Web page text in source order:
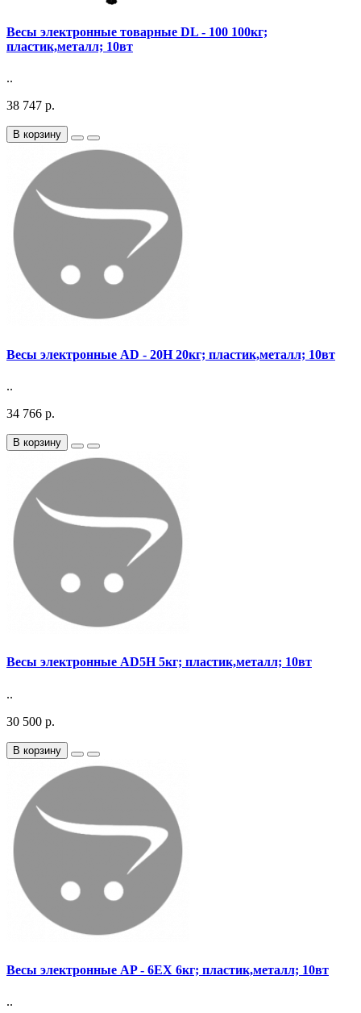
Весы электронные товарные DL - 100 100кг;
пластик,металл; 10вт
..
38 747 р.
В корзину
Весы электронные AD - 20H 20кг; пластик,металл; 10вт
..
34 766 р.
В корзину
Весы электронные AD5H 5кг; пластик,металл; 10вт
..
30 500 р.
В корзину
Весы электронные AP - 6EX 6кг; пластик,металл; 10вт
..